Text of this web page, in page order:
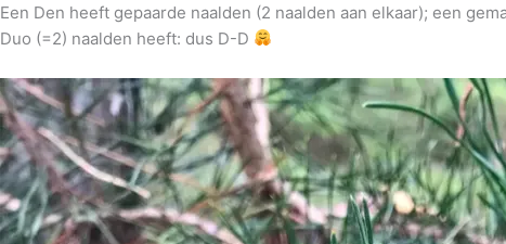
Een Den heeft gepaarde naalden (2 naalden aan elkaar); een
Duo (=2) naalden heeft: dus D-D